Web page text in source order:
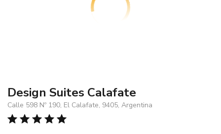
Design Suites Calafate
Calle 598 Nº 190, El Calafate, 9405, Argentina